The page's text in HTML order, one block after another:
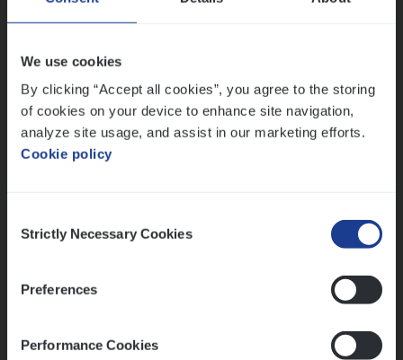
We use cookies
By clicking “Accept all cookies”, you agree to the storing
of cookies on your device to enhance site navigation,
analyze site usage, and assist in our marketing efforts.
Cookie policy
Selection
Strictly Necessary Cookies
Preferences
Performance Cookies
Lees onze verhalen
humor
werk